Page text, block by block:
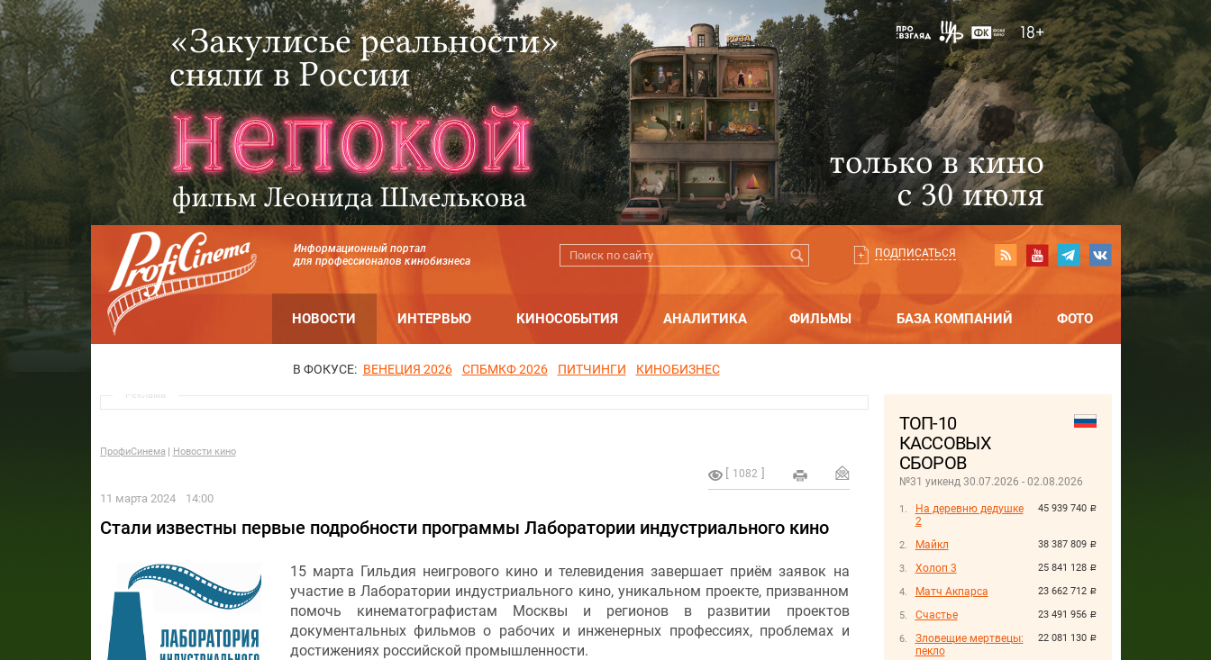
Информационный портал
для профессионалов кинобизнеса
ПОДПИСАТЬСЯ
НОВОСТИ ИНТЕРВЬЮ КИНОСОБЫТИЯ АНАЛИТИКА ФИЛЬМЫ БАЗА КОМПАНИЙ ФОТО
В ФОКУСЕ: ВЕНЕЦИЯ 2026 СПБМКФ 2026 ПИТЧИНГИ КИНОБИЗНЕС
ТОП-10
КАССОВЫХ
СБОРОВ
№31 уикенд 30.07.2026 - 02.08.2026
45 939 740 руб.
На деревню дедушке
2
38 387 809 руб.
Майкл
25 841 128 руб.
Холоп 3
23 662 712 руб.
Матч Акпарса
23 491 956 руб.
Счастье
22 081 130 руб.
Зловещие мертвецы:
пекло
Реклама
ПрофиСинема Новости кино
1082
11 марта 2024 14:00
Стали известны первые подробности программы Лаборатории индустриального кино
15 марта Гильдия неигрового кино и телевидения завершает приём заявок на
участие в Лаборатории индустриального кино, уникальном проекте, призванном
помочь кинематографистам Москвы и регионов в развитии проектов
документальных фильмов о рабочих и инженерных профессиях, проблемах и
достижениях российской промышленности.